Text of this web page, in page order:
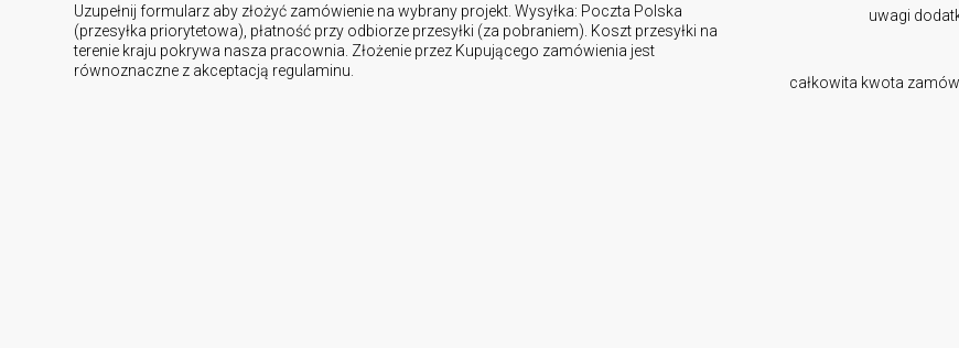
Uzupełnij formularz aby złożyć zamówienie na wybrany projekt. Wysyłka: Poczta Polska
(przesyłka priorytetowa), płatność przy odbiorze przesyłki (za pobraniem). Koszt przesyłki na
terenie kraju pokrywa nasza pracownia. Złożenie przez Kupującego zamówienia jest
równoznaczne z akceptacją regulaminu.
uwagi
całkowita kwota